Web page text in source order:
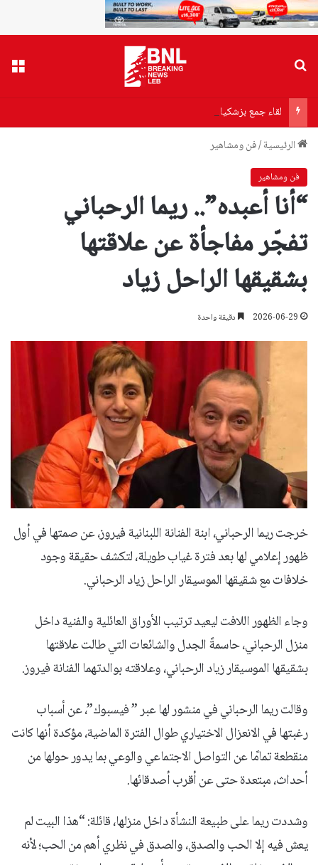
لقاء جمع بزشكيان بخامنئي اليوم.. ماذا دار بينهما؟
الرئيسية/فن ومشاهير
فن ومشاهير
“أنا أعبده”.. ريما الرحباني
تفجّر مفاجأة عن علاقتها
بشقيقها الراحل زياد
2026-06-29 دقيقة واحدة
خرجت ريما الرحباني، ابنة الفنانة اللبنانية فيروز، عن صمتها في أول
ظهور إعلامي لها بعد فترة غياب طويلة، لتكشف حقيقة وجود
خلافات مع شقيقها الموسيقار الراحل زياد الرحباني.
وجاء الظهور اللافت ليعيد ترتيب الأوراق العائلية والفنية داخل
منزل الرحباني، حاسمةً الجدل والشائعات التي طالت علاقتها
بشقيقها الموسيقار زياد الرحباني، وعلاقته بوالدتهما الفنانة فيروز.
وقالت ريما الرحباني في منشور لها عبر ” فيسبوك”، عن أسباب
رغبتها في الانعزال الاختياري طوال الفترة الماضية، مؤكدة أنها كانت
منقطعة تمامًا عن التواصل الاجتماعي والوعي بما يدور حولها من
أحداث، مبتعدة حتى عن أقرب أصدقائها.
​وشددت ريما على طبيعة النشأة داخل منزلها، قائلة: “هذا البيت لم
يعش فيه إلا الحب والصدق، والصدق في نظري أهم من الحب؛ لأنه